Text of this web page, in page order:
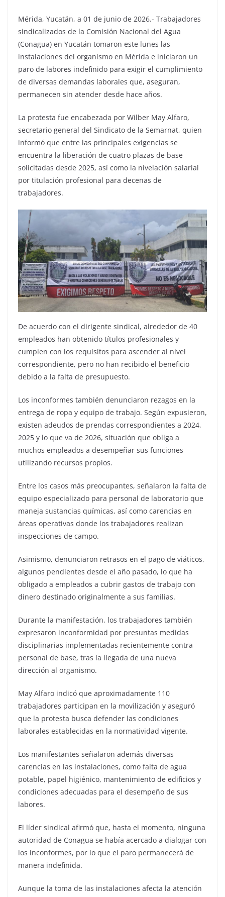
Mérida, Yucatán, a 01 de junio de 2026.- Trabajadores
sindicalizados de la Comisión Nacional del Agua
(Conagua) en Yucatán tomaron este lunes las
instalaciones del organismo en Mérida e iniciaron un
paro de labores indefinido para exigir el cumplimiento
de diversas demandas laborales que, aseguran,
permanecen sin atender desde hace años.
La protesta fue encabezada por Wilber May Alfaro,
secretario general del Sindicato de la Semarnat, quien
informó que entre las principales exigencias se
encuentra la liberación de cuatro plazas de base
solicitadas desde 2025, así como la nivelación salarial
por titulación profesional para decenas de
trabajadores.
De acuerdo con el dirigente sindical, alrededor de 40
empleados han obtenido títulos profesionales y
cumplen con los requisitos para ascender al nivel
correspondiente, pero no han recibido el beneficio
debido a la falta de presupuesto.
Los inconformes también denunciaron rezagos en la
entrega de ropa y equipo de trabajo. Según expusieron,
existen adeudos de prendas correspondientes a 2024,
2025 y lo que va de 2026, situación que obliga a
muchos empleados a desempeñar sus funciones
utilizando recursos propios.
Entre los casos más preocupantes, señalaron la falta de
equipo especializado para personal de laboratorio que
maneja sustancias químicas, así como carencias en
áreas operativas donde los trabajadores realizan
inspecciones de campo.
Asimismo, denunciaron retrasos en el pago de viáticos,
algunos pendientes desde el año pasado, lo que ha
obligado a empleados a cubrir gastos de trabajo con
dinero destinado originalmente a sus familias.
Durante la manifestación, los trabajadores también
expresaron inconformidad por presuntas medidas
disciplinarias implementadas recientemente contra
personal de base, tras la llegada de una nueva
dirección al organismo.
May Alfaro indicó que aproximadamente 110
trabajadores participan en la movilización y aseguró
que la protesta busca defender las condiciones
laborales establecidas en la normatividad vigente.
Los manifestantes señalaron además diversas
carencias en las instalaciones, como falta de agua
potable, papel higiénico, mantenimiento de edificios y
condiciones adecuadas para el desempeño de sus
labores.
El líder sindical afirmó que, hasta el momento, ninguna
autoridad de Conagua se había acercado a dialogar con
los inconformes, por lo que el paro permanecerá de
manera indefinida.
Aunque la toma de las instalaciones afecta la atención